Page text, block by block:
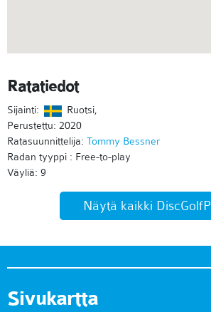
Ratatiedot
Sijainti:
Ruotsi,
Perustettu: 2020
Ratasuunnittelija: Tommy Bessner
Radan tyyppi : Free-to-play
Väyliä: 9
Näytä kaikki
Sivukartta